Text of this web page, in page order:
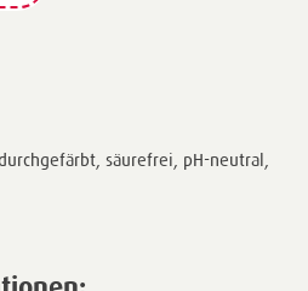
säurefrei, pH-neutral,